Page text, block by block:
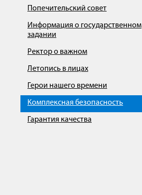
Попечительский совет
Информация о государственном
задании
Ректор о важном
Летопись в лицах
Герои нашего времени
Комплексная безопасность
Гарантия качества